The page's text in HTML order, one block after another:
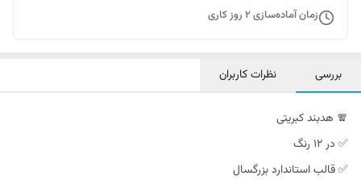
زمان آماده‌سازی2 روز کاری
بررسی نظرات کاربران
🧣 هدبند کبریتی
✅️ در ۱۲ رنگ
✅️ قالب استاندارد بزرگسال